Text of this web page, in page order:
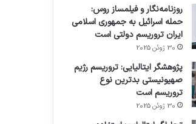
روزنامه‌نگار و فیلمساز روس:
حمله اسرائیل به جمهوری اسلامی
ایران تروریسم دولتی است
30 ژوئن 2025
پژوهشگر ایتالیایی: تروریسم رژیم
صهیونیستی بدترین نوع
تروریسم است
30 ژوئن 2025